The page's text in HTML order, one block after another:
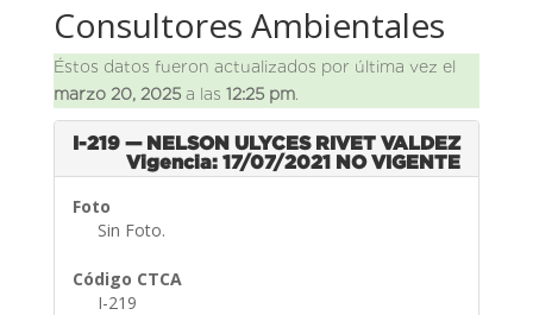
Consultores Ambientales
Éstos datos fueron actualizados por última vez el
marzo 20, 2025a las 12:25 pm.
I-219 — NELSON ULYCES RIVET VALDEZ
Vigencia: 17/07/2021 NO VIGENTE
Foto
Sin Foto.
Código CTCA
I-219